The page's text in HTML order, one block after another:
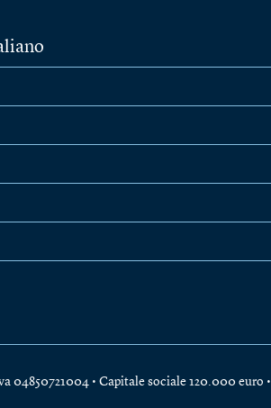
04850721004 • Capitale sociale 120.000 euro •